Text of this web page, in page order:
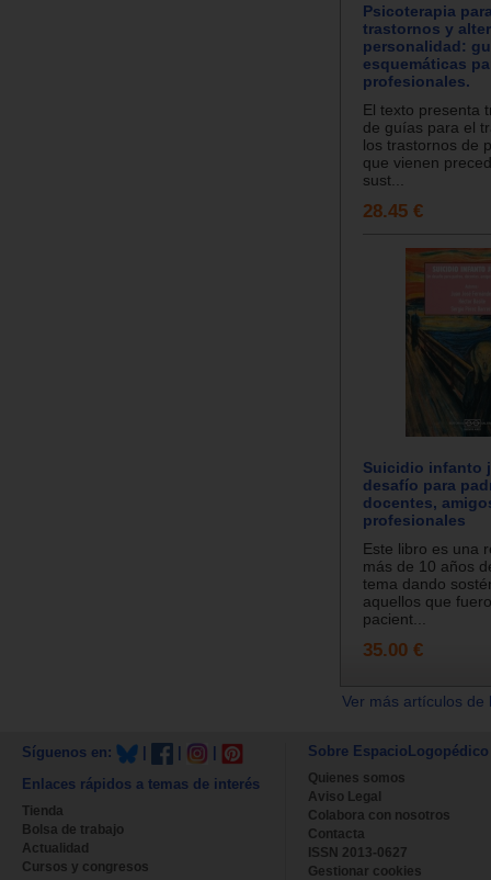
Psicoterapia
trastornos y
personalidad:
esquemáticas
profesionales.
El texto presenta
de guías para el
los trastornos de
que vienen
sust...
28.45 €
Suicidio infanto
desafío para
docentes,
profesionales
Este libro es una
más de 10 años
tema dando
aquellos que
pacient...
35.00 €
Ver más artículos
Síguenos en:
Enlaces rápidos a temas de interés
Tienda
Bolsa de trabajo
Actualidad
Cursos y congresos
Sobre EspacioLogopédico
Quienes somos
Aviso Legal
Colabora con nosotros
Contacta
ISSN 2013-0627
Gestionar cookies